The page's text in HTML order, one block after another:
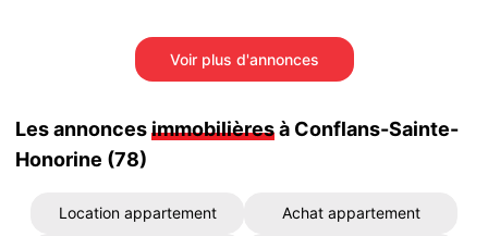
Voir plus d'annonces
Les annoncesimmobilièresà Conflans-Sainte-
Honorine (78)
Location appartement Achat appartement